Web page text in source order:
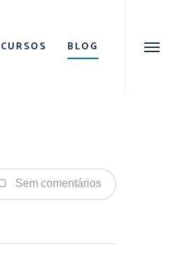
CURSOS BLOG Menu
Sem comentários